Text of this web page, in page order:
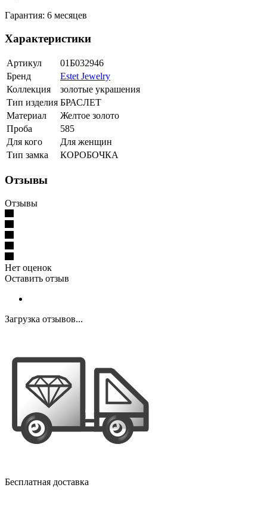
Гарантия: 6 месяцев
Характеристики
Артикул
01Б032946
Бренд
Estet Jewelry
Коллекция
золотые украшения
Тип изделия БРАСЛЕТ
Материал
Желтое золото
Проба
585
Для кого
Для женщин
Тип замка
КОРОБОЧКА
Отзывы
Отзывы
Нет оценок
Оставить отзыв
Загрузка отзывов...
Бесплатная доставка